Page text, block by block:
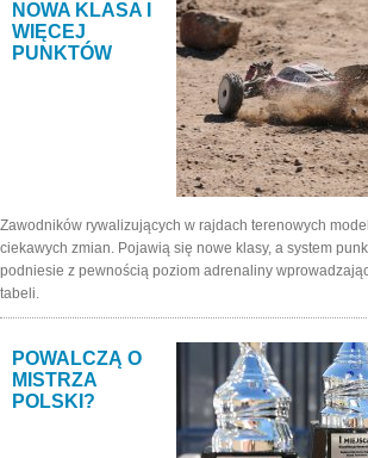
NOWA KLASA I
WIĘCEJ
PUNKTÓW
Zawodników rywalizujących w rajdach terenowych
ciekawych zmian. Pojawią się nowe klasy, a system
podniesie z pewnością poziom adrenaliny
tabeli.
POWALCZĄ O
MISTRZA
POLSKI?